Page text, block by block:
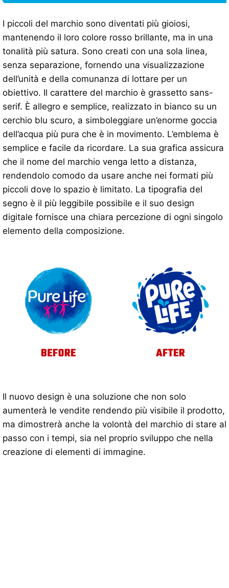
I piccoli del marchio sono diventati più gioiosi,
mantenendo il loro colore rosso brillante, ma in una
tonalità più satura. Sono creati con una sola linea,
senza separazione, fornendo una visualizzazione
dell’unità e della comunanza di lottare per un
obiettivo. Il carattere del marchio è grassetto sans-
serif. È allegro e semplice, realizzato in bianco su un
cerchio blu scuro, a simboleggiare un’enorme goccia
dell’acqua più pura che è in movimento. L’emblema è
semplice e facile da ricordare. La sua grafica assicura
che il nome del marchio venga letto a distanza,
rendendolo comodo da usare anche nei formati più
piccoli dove lo spazio è limitato. La tipografia del
segno è il più leggibile possibile e il suo design
digitale fornisce una chiara percezione di ogni singolo
elemento della composizione.
Il nuovo design è una soluzione che non solo
aumenterà le vendite rendendo più visibile il prodotto,
ma dimostrerà anche la volontà del marchio di stare al
passo con i tempi, sia nel proprio sviluppo che nella
creazione di elementi di immagine.